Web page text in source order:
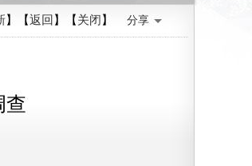
】【返回 】【关闭 】 分享
查